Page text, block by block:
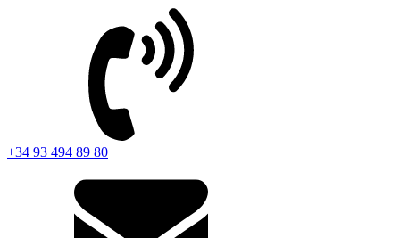
+34 93 494 89 80